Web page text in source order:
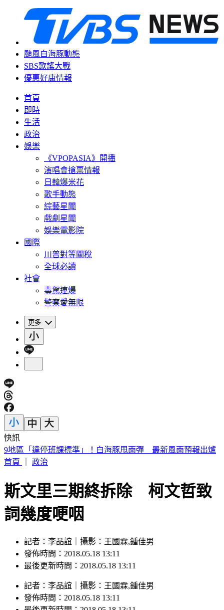
颱風白海豚動態
SBS歌謠大戰
優惠好康情報
首頁
即時
生活
政治
娛樂
《VPOPASIA》開播
演唱會搶票情報
日韓爆米花
歌手動態
綜藝星聞
戲劇星聞
娛樂電影院
國際
川普對等關稅
全球必讀
社會
毒駕連爆
警察愛無限
更多
快訊
怎麼睡都累！沈玉琳確診血癌前爆異狀 醫揭3疲勞：恐骨髓
發警訊
斯文里三期終拆除 柯文哲致
詞幾度哽咽
記者：李品誼｜攝影：王國霖,鍾佳男
發佈時間：2018.05.18 13:11
記者：李品誼｜攝影：王國霖,鍾佳男